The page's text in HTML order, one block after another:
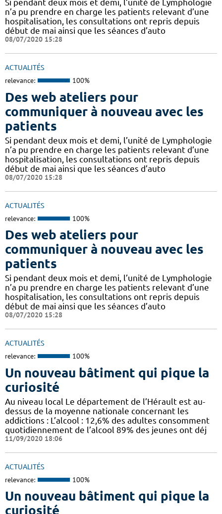
Si pendant deux mois et demi, l’unité de Lymphologie
n’a pu prendre en charge les patients relevant d’une
hospitalisation, les consultations ont repris depuis
début de mai ainsi que les séances d’auto
08/07/2020 15:28
ACTUALITÉS
relevance: 100%
Des web ateliers pour
communiquer à nouveau avec les
patients
Si pendant deux mois et demi, l’unité de Lymphologie
n’a pu prendre en charge les patients relevant d’une
hospitalisation, les consultations ont repris depuis
début de mai ainsi que les séances d’auto
08/07/2020 15:28
ACTUALITÉS
relevance: 100%
Des web ateliers pour
communiquer à nouveau avec les
patients
Si pendant deux mois et demi, l’unité de Lymphologie
n’a pu prendre en charge les patients relevant d’une
hospitalisation, les consultations ont repris depuis
début de mai ainsi que les séances d’auto
08/07/2020 15:28
ACTUALITÉS
relevance: 100%
Un nouveau bâtiment qui pique la
curiosité
Au niveau local Le département de l’Hérault est au-
dessus de la moyenne nationale concernant les
addictions : L’alcool : 12,6% des adultes consomment
quotidiennement de l’alcool 89% des jeunes ont déj
11/09/2020 18:06
ACTUALITÉS
relevance: 100%
Un nouveau bâtiment qui pique la
curiosité